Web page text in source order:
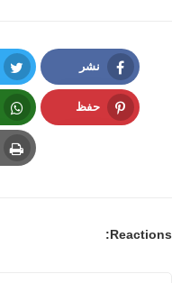
نشر
Facebook
حفظ
Reactions: